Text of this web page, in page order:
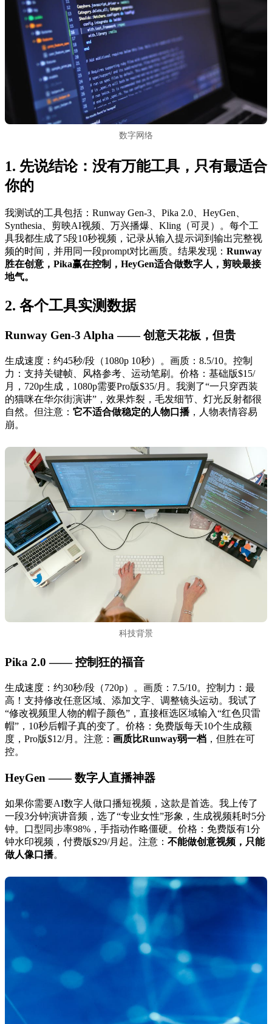
数字网络
1. 先说结论：没有万能工具，只有最适合
你的
我测试的工具包括：Runway Gen-3、Pika 2.0、HeyGen、
Synthesia、剪映AI视频、万兴播爆、Kling（可灵）。每个工
具我都生成了5段10秒视频，记录从输入提示词到输出完整视
频的时间，并用同一段prompt对比画质。结果发现： Runway
胜在创意，Pika赢在控制，HeyGen适合做数字人，剪映最接
地气。
2. 各个工具实测数据
Runway Gen-3 Alpha —— 创意天花板，但贵
生成速度：约45秒/段（1080p 10秒）。画质：8.5/10。控制
力：支持关键帧、风格参考、运动笔刷。价格：基础版$15/
月，720p生成，1080p需要Pro版$35/月。我测了“一只穿西装
的猫咪在华尔街演讲”，效果炸裂，毛发细节、灯光反射都很
自然。但注意： 它不适合做稳定的人物口播，人物表情容易
崩。
科技背景
Pika 2.0 —— 控制狂的福音
生成速度：约30秒/段（720p）。画质：7.5/10。控制力：最
高！支持修改任意区域、添加文字、调整镜头运动。我试了
“修改视频里人物的帽子颜色”，直接框选区域输入“红色贝雷
帽”，10秒后帽子真的变了。价格：免费版每天10个生成额
度，Pro版$12/月。注意： 画质比Runway弱一档 ，但胜在可
控。
HeyGen —— 数字人直播神器
如果你需要AI数字人做口播短视频，这款是首选。我上传了
一段3分钟演讲音频，选了“专业女性”形象，生成视频耗时5分
钟。口型同步率98%，手指动作略僵硬。价格：免费版有1分
钟水印视频，付费版$29/月起。注意： 不能做创意视频，只能
做人像口播。